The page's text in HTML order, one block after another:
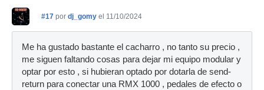
#17 por dj_gomy el 11/10/2024
Me ha gustado bastante el cacharro , no tanto su precio ,
me siguen faltando cosas para dejar mi equipo modular y
optar por esto , si hubieran optado por dotarla de send-
return para conectar una RMX 1000 , pedales de efecto o